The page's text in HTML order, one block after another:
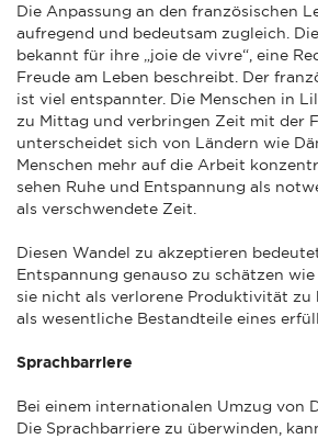
Die Anpassung an den französischen
aufregend und bedeutsam zugleich.
bekannt für ihre „joie de vivre“, eine
Freude am Leben beschreibt. Der
ist viel entspannter. Die Menschen in
zu Mittag und verbringen Zeit mit der
unterscheidet sich von Ländern wie
Menschen mehr auf die Arbeit
sehen Ruhe und Entspannung als
als verschwendete Zeit.
Diesen Wandel zu akzeptieren
Entspannung genauso zu schätzen
sie nicht als verlorene Produktivität zu
als wesentliche Bestandteile eines
Sprachbarriere
Bei einem internationalen Umzug von
Die Sprachbarriere zu überwinden,